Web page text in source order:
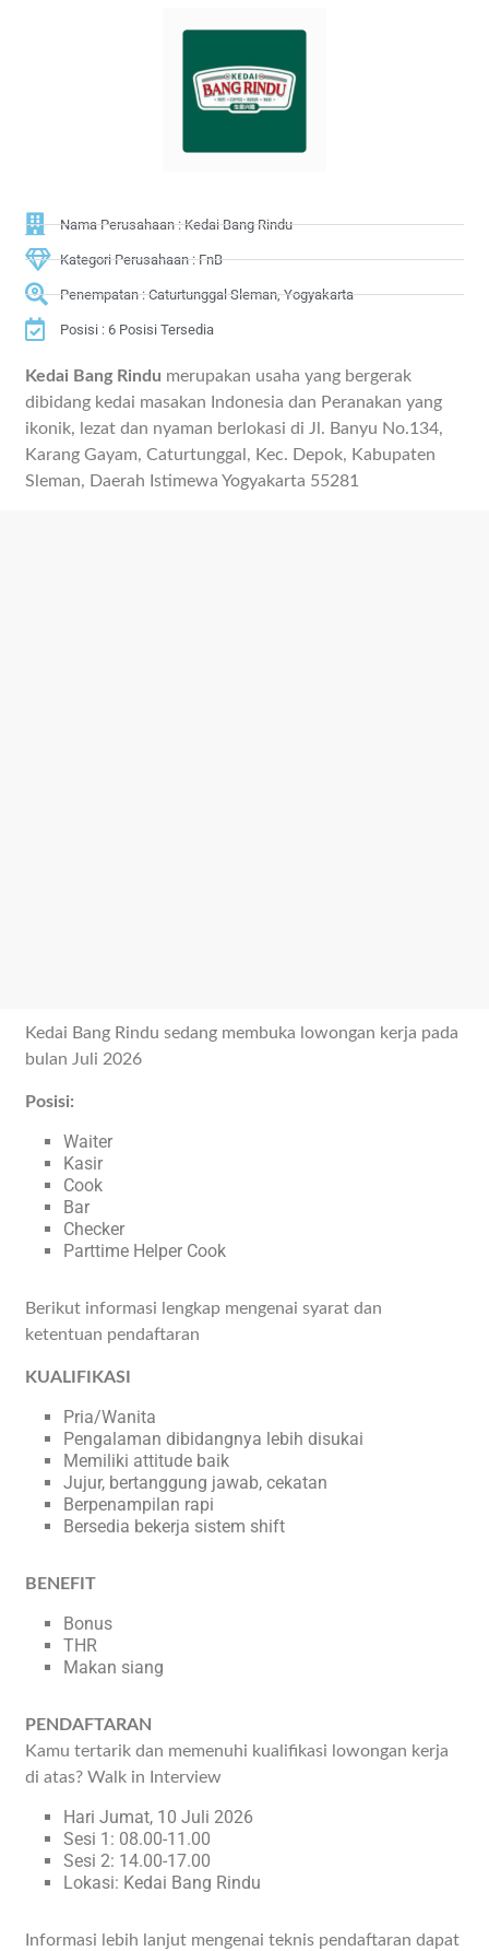
Nama Perusahaan : Kedai Bang Rindu
Kategori Perusahaan : FnB
Penempatan : Caturtunggal Sleman, Yogyakarta
Posisi : 6 Posisi Tersedia
Kedai Bang Rindu merupakan usaha yang bergerak
dibidang kedai masakan Indonesia dan Peranakan yang
ikonik, lezat dan nyaman berlokasi di Jl. Banyu No.134,
Karang Gayam, Caturtunggal, Kec. Depok, Kabupaten
Sleman, Daerah Istimewa Yogyakarta 55281
Kedai Bang Rindu sedang membuka lowongan kerja pada
bulan Juli 2026
Posisi:
Waiter
Kasir
Cook
Bar
Checker
Parttime Helper Cook
Berikut informasi lengkap mengenai syarat dan
ketentuan pendaftaran
KUALIFIKASI
Pria/Wanita
Pengalaman dibidangnya lebih disukai
Memiliki attitude baik
Jujur, bertanggung jawab, cekatan
Berpenampilan rapi
Bersedia bekerja sistem shift
BENEFIT
Bonus
THR
Makan siang
PENDAFTARAN
Kamu tertarik dan memenuhi kualifikasi lowongan kerja
di atas? Walk in Interview
Hari Jumat, 10 Juli 2026
Sesi 1: 08.00-11.00
Sesi 2: 14.00-17.00
Lokasi: Kedai Bang Rindu
Informasi lebih lanjut mengenai teknis pendaftaran dapat